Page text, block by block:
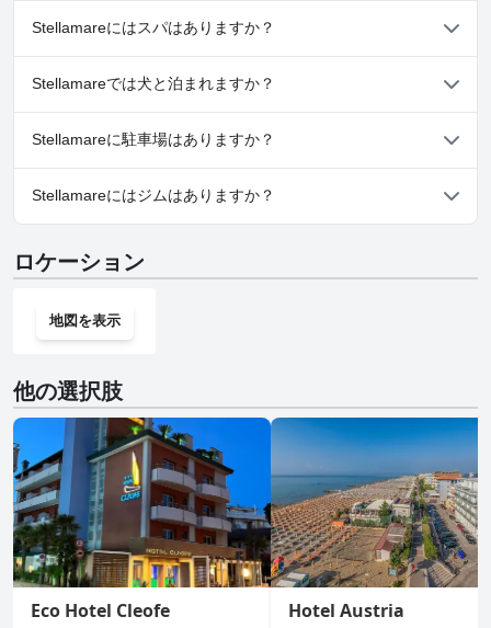
いいえ、Stellamareにはプールがありません。
Stellamareにはスパはありますか？
いいえ、Stellamareではスパはご利用いただけません。
Stellamareでは犬と泊まれますか？
はい、Stellamareは犬を歓迎します。
Stellamareに駐車場はありますか？
はい、Stellamareでは駐車場をご利用いただけます。
Stellamareにはジムはありますか？
ロケーション
地図を表示
他の選択肢
Eco Hotel Cleofe Hotel Austria